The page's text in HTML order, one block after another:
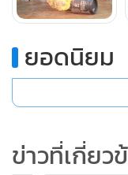
ยอดนิยม
ข่าวที่เกี่ยว